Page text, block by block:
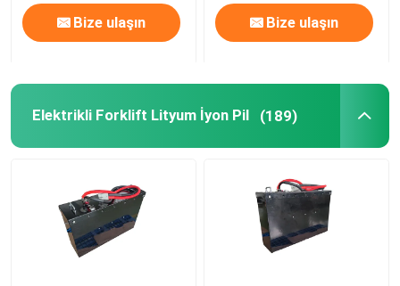
Bize ulaşın Bize ulaşın
Elektrikli Forklift Lityum İyon Pil (189)